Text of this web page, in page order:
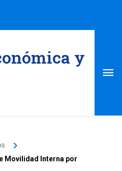
y
Movilidad Interna por